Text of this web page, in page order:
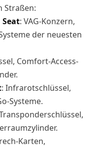
Straßen:
: VAG-Konzern,
der neuesten
Comfort-Access-
: Infrarotschlüssel,
Systeme.
Karten,